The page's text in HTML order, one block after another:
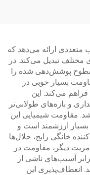
متعددی ارائه می‌دهد که
مختلف تبدیل می‌کند. در
سطوح پوشش‌دهی شده را
بسیار خوبی در
می‌کند. این
و بازه‌های طولانی‌تر
مقاومت شیمیایی این
ارزشمند است و
خانگی رایج، حلال‌ها
دیگر، مقاومت در
آسیب‌های ناشی از
انعطاف‌پذیری این